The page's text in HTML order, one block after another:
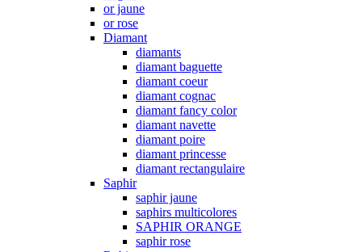
or jaune
or rose
Diamant
diamants
diamant baguette
diamant coeur
diamant cognac
diamant fancy color
diamant navette
diamant poire
diamant princesse
diamant rectangulaire
Saphir
saphir jaune
saphirs multicolores
SAPHIR ORANGE
saphir rose